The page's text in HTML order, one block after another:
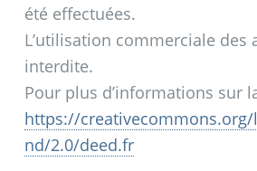
été effectuées.
L’utilisation commerciale des
interdite.
Pour plus d’informations sur
https://creativecommons.org/
nd/2.0/deed.fr